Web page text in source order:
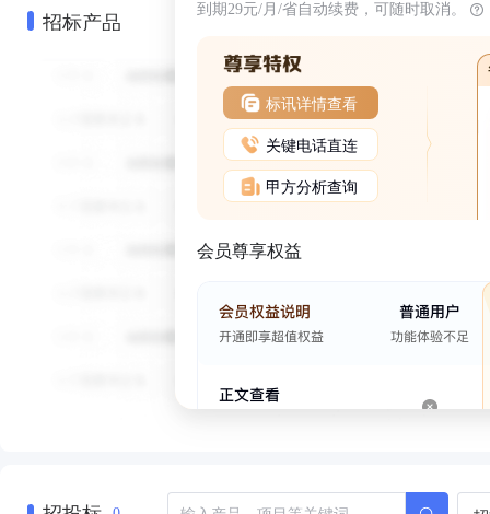
招标产品 到期29元/月/省自动续费，可随时取消。
标讯详情查看
关键电话直连
甲方分析查询
会员尊享权益